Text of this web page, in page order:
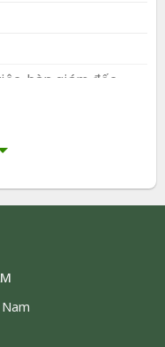
bàn giám đốc
ứng số lượng lớn